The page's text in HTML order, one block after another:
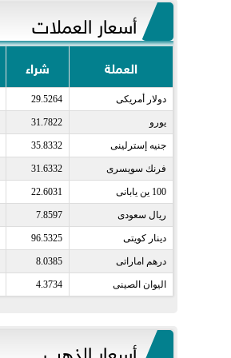
أسعار العملات
العملة شراء
دولار أمريكى​ 29.5264
يورو​ 31.7822
جنيه إسترلينى​ 35.8332
فرنك سويسرى​ 31.6332
100 ين يابانى​ 22.6031
ريال سعودى​ 7.8597
دينار كويتى​ 96.5325
درهم اماراتى​ 8.0385
اليوان الصينى​ 4.3734
أسعار الذهب